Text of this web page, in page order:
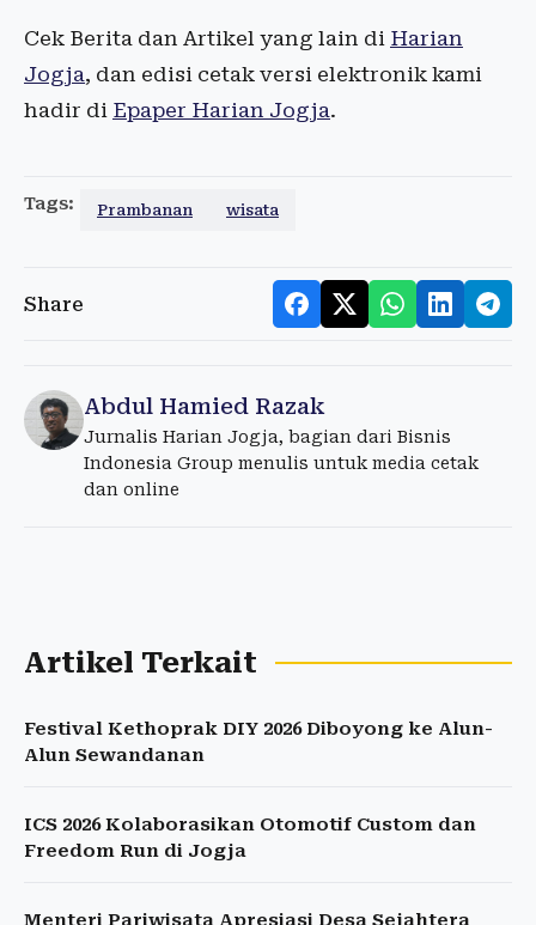
Cek Berita dan Artikel yang lain di Harian
Jogja, dan edisi cetak versi elektronik kami
hadir di Epaper Harian Jogja.
Tags: Prambanan wisata
Share
Abdul Hamied Razak
Jurnalis Harian Jogja, bagian dari Bisnis
Indonesia Group menulis untuk media cetak
dan online
Artikel Terkait
Festival Kethoprak DIY 2026 Diboyong ke Alun-
Alun Sewandanan
ICS 2026 Kolaborasikan Otomotif Custom dan
Freedom Run di Jogja
Menteri Pariwisata Apresiasi Desa Sejahtera